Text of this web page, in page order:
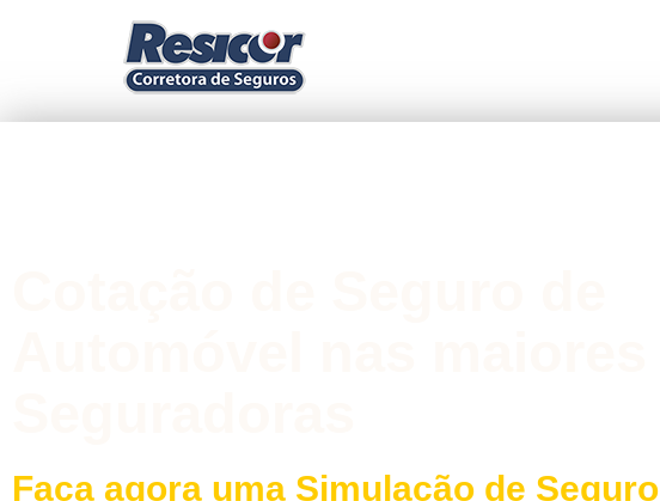
Faça agora uma Simulação de Seguro